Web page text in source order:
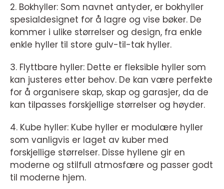
2. Bokhyller: Som navnet antyder, er bokhyller
spesialdesignet for å lagre og vise bøker. De
kommer i ulike størrelser og design, fra enkle
enkle hyller til store gulv-til-tak hyller.
3. Flyttbare hyller: Dette er fleksible hyller som
kan justeres etter behov. De kan være perfekte
for å organisere skap, skap og garasjer, da de
kan tilpasses forskjellige størrelser og høyder.
4. Kube hyller: Kube hyller er modulære hyller
som vanligvis er laget av kuber med
forskjellige størrelser. Disse hyllene gir en
moderne og stilfull atmosfære og passer godt
til moderne hjem.